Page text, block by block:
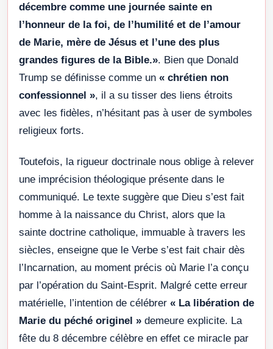
décembre comme une journée sainte en
l’honneur de la foi, de l’humilité et de l’amour
de Marie, mère de Jésus et l’une des plus
grandes figures de la Bible.». Bien que Donald
Trump se définisse comme un « chrétien non
confessionnel », il a su tisser des liens étroits
avec les fidèles, n’hésitant pas à user de symboles
religieux forts.
Toutefois, la rigueur doctrinale nous oblige à relever
une imprécision théologique présente dans le
communiqué. Le texte suggère que Dieu s’est fait
homme à la naissance du Christ, alors que la
sainte doctrine catholique, immuable à travers les
siècles, enseigne que le Verbe s’est fait chair dès
l’Incarnation, au moment précis où Marie l’a conçu
par l’opération du Saint-Esprit. Malgré cette erreur
matérielle, l’intention de célébrer « La libération de
Marie du péché originel » demeure explicite. La
fête du 8 décembre célèbre en effet ce miracle par